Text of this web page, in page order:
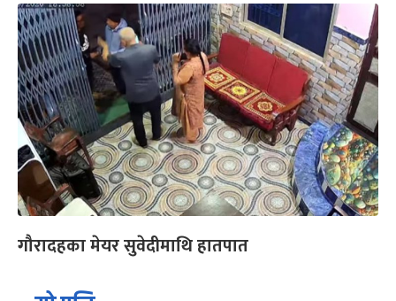
गौरादहका मेयर सुवेदीमाथि हातपात